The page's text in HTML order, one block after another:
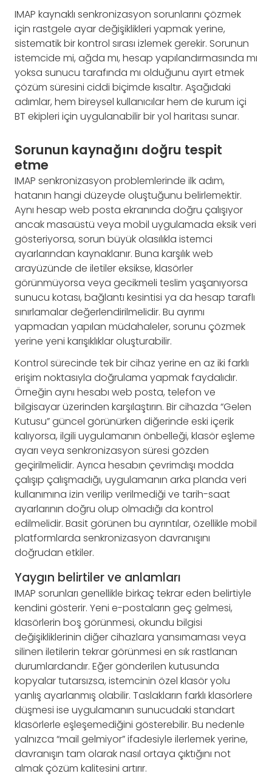
IMAP kaynaklı senkronizasyon sorunlarını çözmek
için rastgele ayar değişiklikleri yapmak yerine,
sistematik bir kontrol sırası izlemek gerekir. Sorunun
istemcide mi, ağda mı, hesap yapılandırmasında mı
yoksa sunucu tarafında mı olduğunu ayırt etmek
çözüm süresini ciddi biçimde kısaltır. Aşağıdaki
adımlar, hem bireysel kullanıcılar hem de kurum içi
BT ekipleri için uygulanabilir bir yol haritası sunar.
Sorunun kaynağını doğru tespit
etme
IMAP senkronizasyon problemlerinde ilk adım,
hatanın hangi düzeyde oluştuğunu belirlemektir.
Aynı hesap web posta ekranında doğru çalışıyor
ancak masaüstü veya mobil uygulamada eksik veri
gösteriyorsa, sorun büyük olasılıkla istemci
ayarlarından kaynaklanır. Buna karşılık web
arayüzünde de iletiler eksikse, klasörler
görünmüyorsa veya gecikmeli teslim yaşanıyorsa
sunucu kotası, bağlantı kesintisi ya da hesap taraflı
sınırlamalar değerlendirilmelidir. Bu ayrımı
yapmadan yapılan müdahaleler, sorunu çözmek
yerine yeni karışıklıklar oluşturabilir.
Kontrol sürecinde tek bir cihaz yerine en az iki farklı
erişim noktasıyla doğrulama yapmak faydalıdır.
Örneğin aynı hesabı web posta, telefon ve
bilgisayar üzerinden karşılaştırın. Bir cihazda “Gelen
Kutusu” güncel görünürken diğerinde eski içerik
kalıyorsa, ilgili uygulamanın önbelleği, klasör eşleme
ayarı veya senkronizasyon süresi gözden
geçirilmelidir. Ayrıca hesabın çevrimdışı modda
çalışıp çalışmadığı, uygulamanın arka planda veri
kullanımına izin verilip verilmediği ve tarih-saat
ayarlarının doğru olup olmadığı da kontrol
edilmelidir. Basit görünen bu ayrıntılar, özellikle mobil
platformlarda senkronizasyon davranışını
doğrudan etkiler.
Yaygın belirtiler ve anlamları
IMAP sorunları genellikle birkaç tekrar eden belirtiyle
kendini gösterir. Yeni e-postaların geç gelmesi,
klasörlerin boş görünmesi, okundu bilgisi
değişikliklerinin diğer cihazlara yansımaması veya
silinen iletilerin tekrar görünmesi en sık rastlanan
durumlardandır. Eğer gönderilen kutusunda
kopyalar tutarsızsa, istemcinin özel klasör yolu
yanlış ayarlanmış olabilir. Taslakların farklı klasörlere
düşmesi ise uygulamanın sunucudaki standart
klasörlerle eşleşemediğini gösterebilir. Bu nedenle
yalnızca “mail gelmiyor” ifadesiyle ilerlemek yerine,
davranışın tam olarak nasıl ortaya çıktığını not
almak çözüm kalitesini artırır.